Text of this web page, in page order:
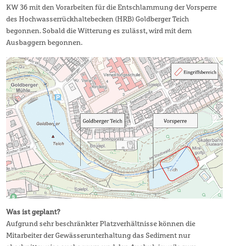
KW 36 mit den Vorarbeiten für die Entschlammung der Vorsperre
des Hochwasserrückhaltebecken (HRB) Goldberger Teich
begonnen. Sobald die Witterung es zulässt, wird mit dem
Ausbaggern begonnen.
Was ist geplant?
Aufgrund sehr beschränkter Platzverhältnisse können die
Mitarbeiter der Gewässerunterhaltung das Sediment nur